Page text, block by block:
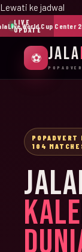
Lewati ke jadwal
LIVE
UPDATE
World Cup Center 2026
⚽ JALA
104